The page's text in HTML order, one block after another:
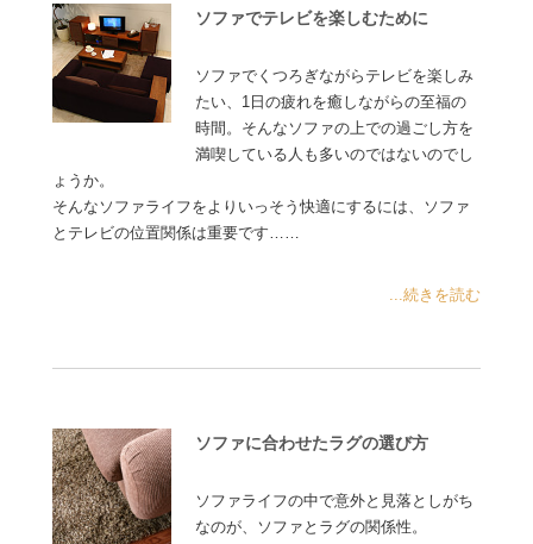
ソファでテレビを楽しむために
ソファでくつろぎながらテレビを楽しみ
たい、1日の疲れを癒しながらの至福の
時間。そんなソファの上での過ごし方を
満喫している人も多いのではないのでし
ょうか。
そんなソファライフをよりいっそう快適にするには、ソファ
とテレビの位置関係は重要です……
...続きを読む
ソファに合わせたラグの選び方
ソファライフの中で意外と見落としがち
なのが、ソファとラグの関係性。